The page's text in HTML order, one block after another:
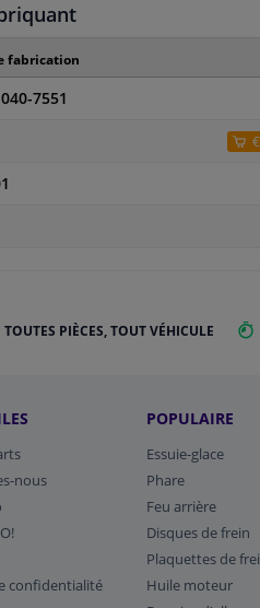
fabrication
7551
TOUTES PIÈCES, TOUT VÉHICULE
nous
confidentialité
POPULAIRE
Essuie-glace
Phare
Feu arrière
Disques de frein
Plaquettes de
Huile moteur